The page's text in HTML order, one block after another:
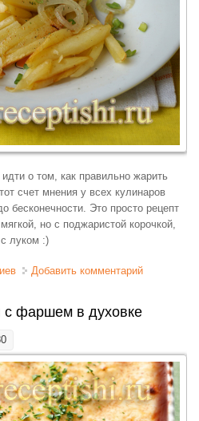
о том, как правильно жарить
счет мнения у всех кулинаров
бесконечности. Это просто рецепт
но с поджаристой корочкой,
с луком :)
картошка с луком
Добавить комментарий
с фаршем в духовке